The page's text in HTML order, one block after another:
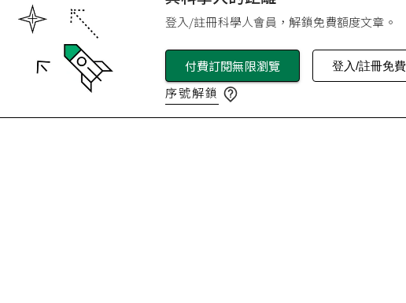
登入/註冊科學人會員，解鎖免費額度文章。
付費訂閱無限瀏覽 登入/註冊免
序號解鎖